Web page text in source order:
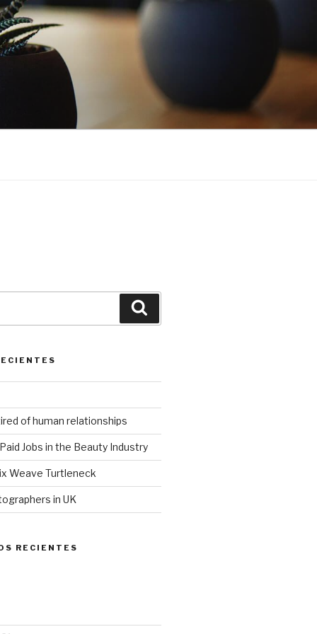
of human relationships
Jobs in the Beauty Industry
Weave Turtleneck
in UK
RECIENTES